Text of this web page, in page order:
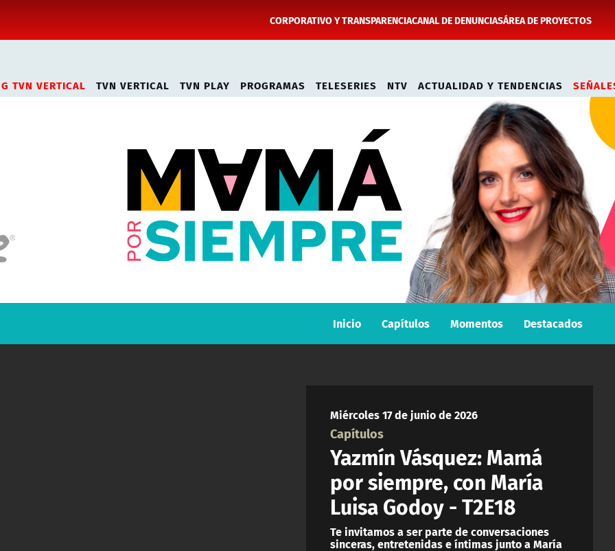
CORPORATIVO Y TRANSPARENCIACANAL DE DENUNCIASÁREA DE PROYECTOS
TVN VERTICAL TVN VERTICAL TVN PLAY PROGRAMAS TELESERIES NTV ACTUALIDAD Y TENDENCIAS
Inicio Capítulos Momentos Destacados
Miércoles 17 de junio de 2026
Capítulos
Yazmín Vásquez: Mamá
por siempre, con María
Luisa Godoy - T2E18
Te invitamos a ser parte de conversaciones
sinceras, entretenidas e íntimas junto a María